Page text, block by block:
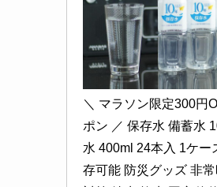
＼ マラソン限定300円
ポン ／ 保存水 備蓄水
水 400ml 24本入 1ケー
存可能 防災グッズ 非